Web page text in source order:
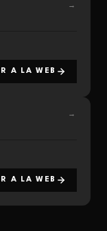
→
IR A LA WEB
→
IR A LA WEB